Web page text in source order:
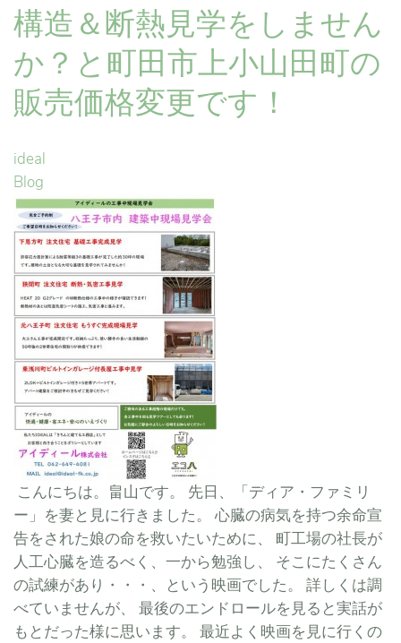
構造＆断熱見学をしません
か？と町田市上小山田町の
販売価格変更です！
ideal
Blog
こんにちは。畠山です。 先日、「ディア・ファミリ
ー」を妻と見に行きました。 心臓の病気を持つ余命宣
告をされた娘の命を救いたいために、 町工場の社長が
人工心臓を造るべく、一から勉強し、 そこにたくさん
の試練があり・・・、という映画でした。 詳しくは調
べていませんが、 最後のエンドロールを見ると実話が
もとだった様に思います。 最近よく映画を見に行くの